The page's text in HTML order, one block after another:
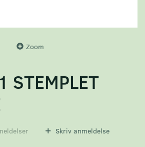
Zoom
STEMPLET
Skriv anmeldelse